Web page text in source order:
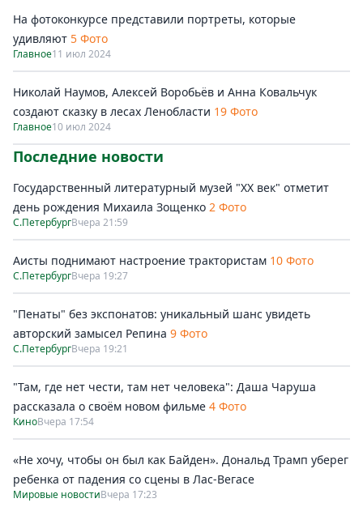
На фотоконкурсе представили портреты, которые
удивляют 5 Фото
Главное11 июл 2024
Николай Наумов, Алексей Воробьёв и Анна Ковальчук
создают сказку в лесах Ленобласти 19 Фото
Главное10 июл 2024
Последние новости
Государственный литературный музей "ХХ век" отметит
день рождения Михаила Зощенко 2 Фото
С.ПетербургВчера 21:59
Аисты поднимают настроение трактористам 10 Фото
С.ПетербургВчера 19:27
"Пенаты" без экспонатов: уникальный шанс увидеть
авторский замысел Репина 9 Фото
С.ПетербургВчера 19:21
"Там, где нет чести, там нет человека": Даша Чаруша
рассказала о своём новом фильме 4 Фото
КиноВчера 17:54
«Не хочу, чтобы он был как Байден». Дональд Трамп уберег
ребенка от падения со сцены в Лас-Вегасе
Мировые новостиВчера 17:23